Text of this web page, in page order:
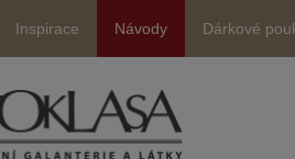
Inspirace Návody Dárkové